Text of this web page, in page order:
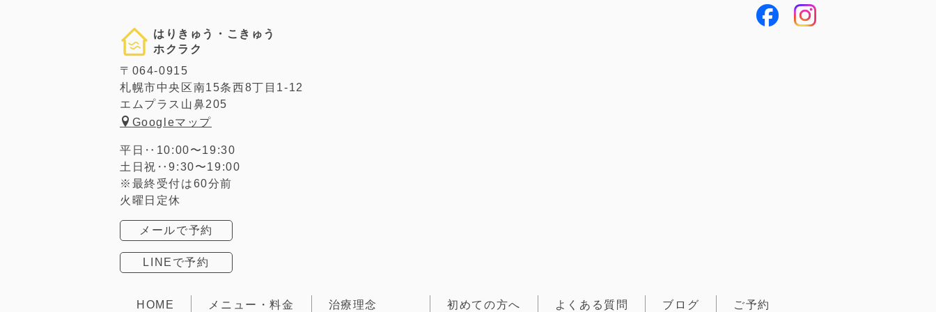
はりきゅう・こきゅう
ホクラク
〒064-0915
札幌市中央区南15条西8丁目1-12
エムプラス山鼻205
Googleマップ
平日‥10:00〜19:30
土日祝‥9:30〜19:00
※最終受付は60分前
火曜日定休
メールで予約
LINEで予約
HOME メニュー・料金 治療理念 初めての方へ よくある質問 ブログ ご予約